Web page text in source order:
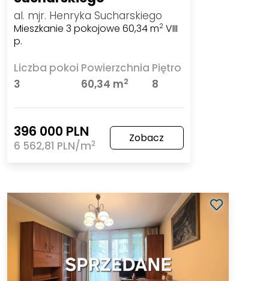
al. mjr. Henryka Sucharskiego
Mieszkanie 3 pokojowe 60,34 m2 VIII
p.
Liczba pokoi
3
Powierzchnia
60,34 m2
Piętro
8
396 000 PLN
6 562,81 PLN/m2 Zobacz